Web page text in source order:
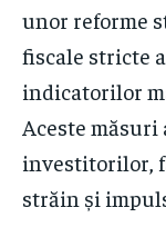
unor reforme
fiscale stricte
indicatorilor
Aceste
investitorilor,
străin și